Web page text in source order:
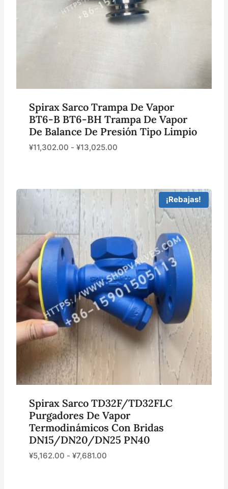
Spirax Sarco Trampa De Vapor
BT6-B BT6-BH Trampa De Vapor
De Balance De Presión Tipo Limpio
¥11,302.00 - ¥13,025.00
¡Rebajas!
Spirax Sarco TD32F/TD32FLC
Purgadores De Vapor
Termodinámicos Con Bridas
DN15/DN20/DN25 PN40
¥5,162.00 - ¥7,681.00